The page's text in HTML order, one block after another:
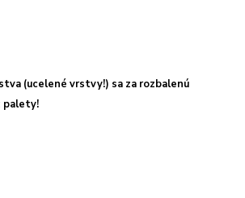
(ucelené vrstvy!) sa za rozbalenú
palety!